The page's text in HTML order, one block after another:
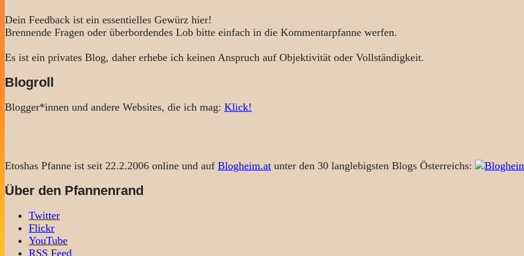
Dein Feedback ist ein essentielles Gewürz hier!
Brennende Fragen oder überbordendes Lob bitte einfach in die Kommentarpfanne werfen.
Es ist ein privates Blog, daher erhebe ich keinen Anspruch auf Objektivität oder Vollständigkeit.
Blogroll
Blogger*innen und andere Websites, die ich mag: Klick!
Etoshas Pfanne ist seit 22.2.2006 online und auf Blogheim.at unter den 30 langlebigsten Blogs Österreichs:
Über den Pfannenrand
Twitter
Flickr
YouTube
RSS Feed